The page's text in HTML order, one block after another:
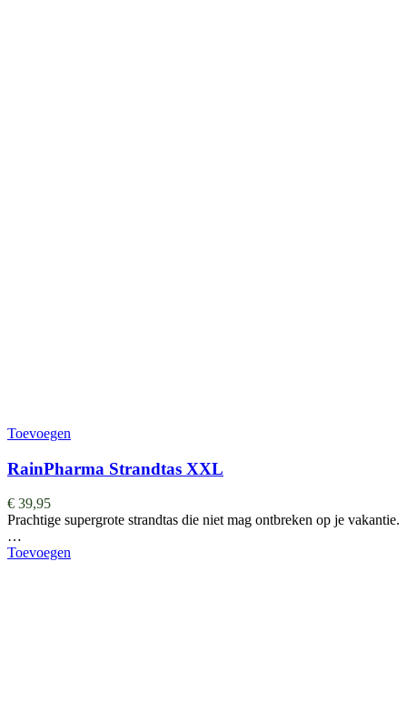
Toevoegen
RainPharma Strandtas XXL
€ 39,95
Prachtige supergrote strandtas die niet mag ontbreken op je vakantie.
…
Toevoegen